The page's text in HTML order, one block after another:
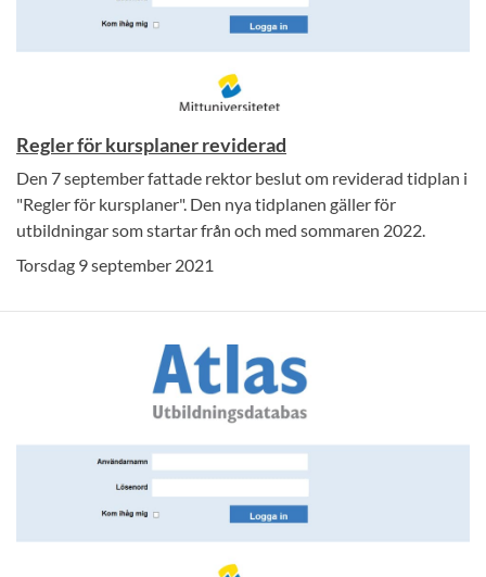
Regler för kursplaner reviderad
Den 7 september fattade rektor beslut om reviderad tidplan i
"Regler för kursplaner". Den nya tidplanen gäller för
utbildningar som startar från och med sommaren 2022.
Torsdag 9 september 2021